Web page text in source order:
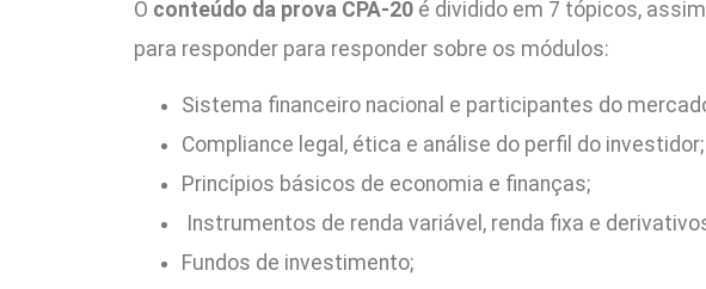
O conteúdo da prova CPA-20 é dividido em 7 tópicos,
para responder para responder sobre os módulos:
Sistema financeiro nacional e participantes do
Compliance legal, ética e análise do perfil do investidor;
Princípios básicos de economia e finanças;
Instrumentos de renda variável, renda fixa e
Fundos de investimento;